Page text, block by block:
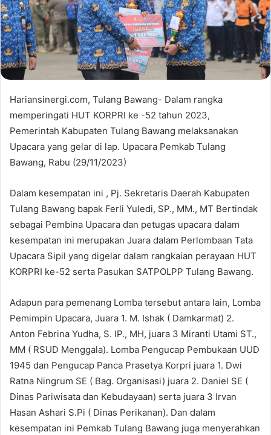
Hariansinergi.com, Tulang Bawang- Dalam rangka
memperingati HUT KORPRI ke -52 tahun 2023,
Pemerintah Kabupaten Tulang Bawang melaksanakan
Upacara yang gelar di lap. Upacara Pemkab Tulang
Bawang, Rabu (29/11/2023)
Dalam kesempatan ini , Pj. Sekretaris Daerah Kabupaten
Tulang Bawang bapak Ferli Yuledi, SP., MM., MT Bertindak
sebagai Pembina Upacara dan petugas upacara dalam
kesempatan ini merupakan Juara dalam Perlombaan Tata
Upacara Sipil yang digelar dalam rangkaian perayaan HUT
KORPRI ke-52 serta Pasukan SATPOLPP Tulang Bawang.
Adapun para pemenang Lomba tersebut antara lain, Lomba
Pemimpin Upacara, Juara 1. M. Ishak ( Damkarmat) 2.
Anton Febrina Yudha, S. IP., MH, juara 3 Miranti Utami ST.,
MM ( RSUD Menggala). Lomba Pengucap Pembukaan UUD
1945 dan Pengucap Panca Prasetya Korpri juara 1. Dwi
Ratna Ningrum SE ( Bag. Organisasi) juara 2. Daniel SE (
Dinas Pariwisata dan Kebudayaan) serta juara 3 Irvan
Hasan Ashari S.Pi ( Dinas Perikanan). Dan dalam
kesempatan ini Pemkab Tulang Bawang juga menyerahkan